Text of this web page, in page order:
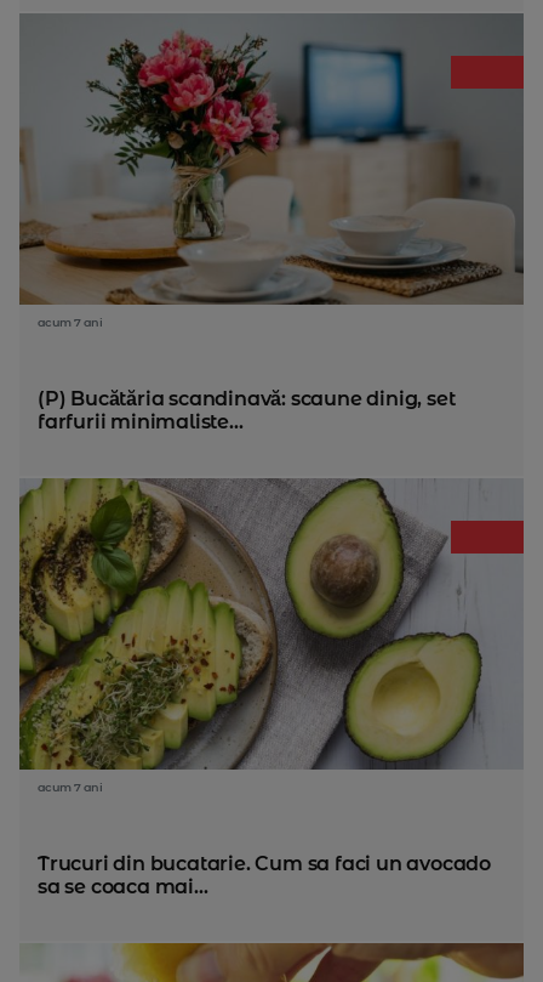
acum 7 ani
(P) Bucătăria scandinavă: scaune dinig, set
farfurii minimaliste...
acum 7 ani
Trucuri din bucatarie. Cum sa faci un avocado
sa se coaca mai...